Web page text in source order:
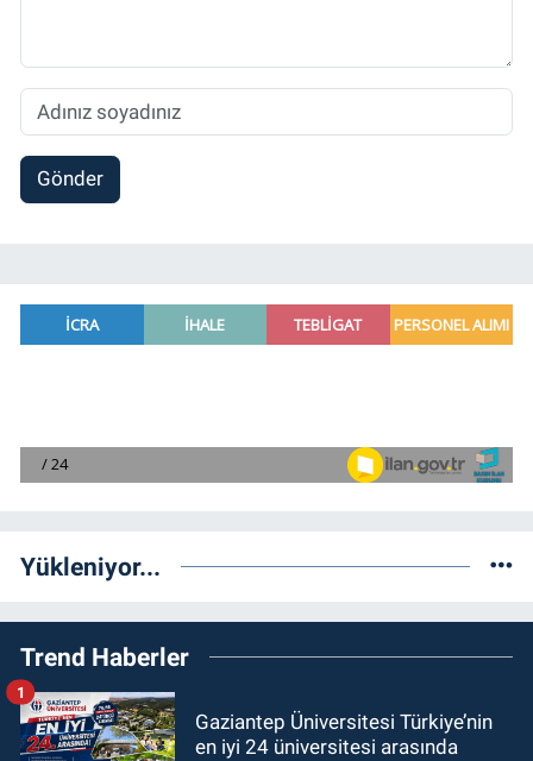
Gönder
Yükleniyor...
Trend Haberler
Gaziantep Üniversitesi Türkiye’nin
en iyi 24 üniversitesi arasında
1